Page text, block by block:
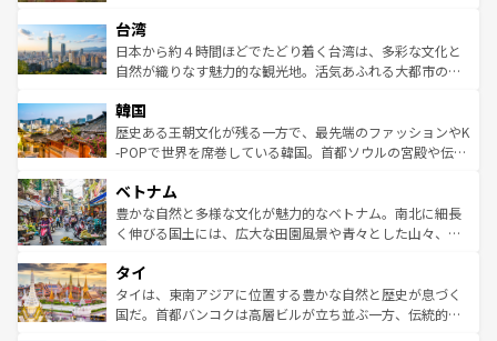
ならではの贅沢な旅のスタイルだ。 なお、新着のアメリカ
情報はコンテンツ一覧を参照してほしい。
れるおもてなしの心で訪れる人々を迎えてくれるハワイの
人々、おいしいローカルフードやハワイアンミュージッ
ク、伝統的なフラダンスなど、すべてがハワイの魅力を彩
ワイを、存分に味わってほしい。 なお、新着のハワイ情報
はコンテンツ一覧を参照してほしい。
リアリーフや大陸中央部にそびえるウルル（エアーズロッ
ク）、タスマニアの美しい原生林やケアンズの熱帯雨林な
ど、見どころがたくさん。また、カフェやワイン、オージ
いる。アクティビティも充実しており、サーフィンやダイ
ビング、ハイキングなど、アウトドア好きにはたまらな
い。オーストラリアの多彩な魅力を存分に味わいつくそ
参照してほしい。
台湾
日本から約４時間ほどでたどり着く台湾は、多彩な文化と
自然が織りなす魅力的な観光地。活気あふれる大都市の台
ン）、静ひつな山岳地帯である台湾東部など、都市の喧騒
と山間の静けさが共存しており、訪れる人に新しい発見と
驚きをもたらしてくれる。また、奥深い台湾の食文化も魅
容にもいいと評判のスイーツなど、バラエティ豊かな料理
が味わえる。 なお、新着の台湾情報は コンテンツ一覧を参
照してほしい。
韓国
歴史ある王朝文化が残る一方で、最先端のファッションやK
-POPで世界を席巻している韓国。首都ソウルの宮殿や伝統
き、地方に足を延ばせば四季折々の自然美を楽しむことが
できる。そして、キムチや焼肉、絶品のストリートフード
まで、さまざまな韓国料理が待っている。夜には、韓国な
リティに包まれながら、韓国の多彩な魅力を心ゆくまで味
わってみてほしい。 なお、新着の韓国情報はコンテンツ一
覧を参照してほしい。
ベトナム
豊かな自然と多様な文化が魅力的なベトナム。南北に細長
く伸びる国土には、広大な田園風景や青々とした山々、世
急速な発展と共に伝統が息づく。ハノイの古い町並みやホ
ーチミン市のフランス統治時代の建物も、独特の雰囲気を
醸し出している。また、バラエティの豊かさとおいしさで
タイ
タイは、東南アジアに位置する豊かな自然と歴史が息づく
国だ。首都バンコクは高層ビルが立ち並ぶ一方、伝統的な